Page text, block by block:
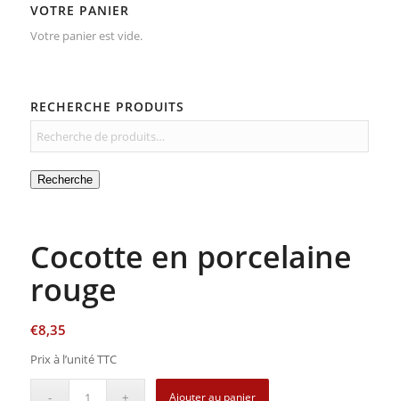
VOTRE PANIER
Votre panier est vide.
RECHERCHE PRODUITS
Recherche
Cocotte en porcelaine
rouge
€8,35
Prix à l’unité TTC
Ajouter au panier